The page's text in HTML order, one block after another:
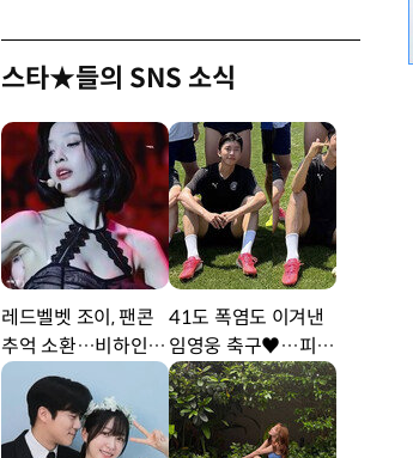
스타★들의 SNS 소식
레드벨벳 조이, 팬콘
추억 소환…비하인드
공개 [DA★]
41도 폭염도 이겨낸
임영웅 축구♥…피지
컬 난리 [DA★]